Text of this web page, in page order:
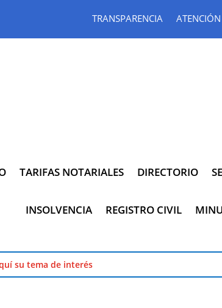
TRANSPARENCIA
TARIFAS NOTARIALES DIRECTORIO
INSOLVENCIA REGISTRO CIVIL